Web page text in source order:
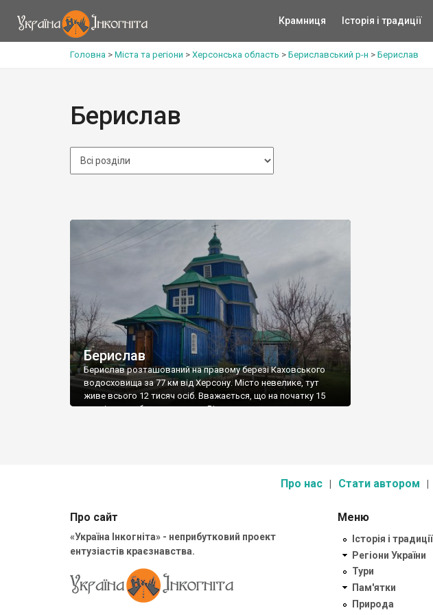
Крамниця Історія і традиції
Головна > Міста та регіони > Херсонська область > Бериславський р-н > Берислав
Берислав
Берислав
Берислав розташований на правому березі Каховського
водосховища за 77 км від Херсону. Місто невелике, тут
живе всього 12 тисяч осіб. Вважається, що на початку 15
століття тут було поселення Вітовтова митниця, засноване
Про нас Стати автором
Про сайт
«Україна Інкогніта» - неприбутковий проект
ентузіастів краєзнавства.
Меню
Історія і традиції
Регіони України
Тури
Пам'ятки
Природа